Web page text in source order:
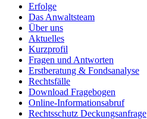
Erfolge
Das Anwaltsteam
Über uns
Aktuelles
Kurzprofil
Fragen und Antworten
Erstberatung & Fondsanalyse
Rechtsfälle
Download Fragebogen
Online-Informationsabruf
Rechtsschutz Deckungsanfrage